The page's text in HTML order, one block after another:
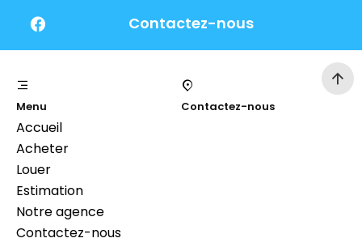
Contactez-nous
Menu
Accueil
Acheter
Louer
Estimation
Notre agence
Contactez-nous
Contactez-nous